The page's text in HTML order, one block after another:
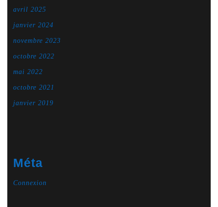
avril 2025
janvier 2024
novembre 2023
octobre 2022
mai 2022
octobre 2021
janvier 2019
Méta
Connexion